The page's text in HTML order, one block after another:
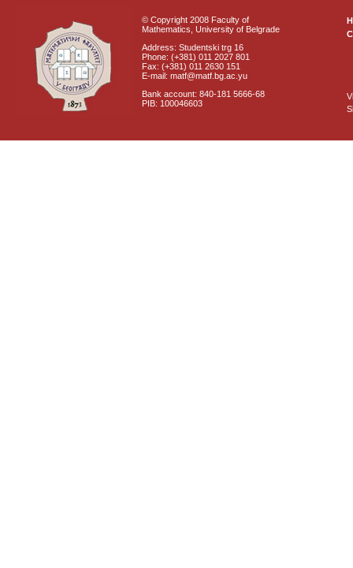
© Copyright 2008 Faculty of
Mathematics, University of Belgrade
Address: Studentski trg 16
Phone: (+381) 011 2027 801
Fax: (+381) 011 2630 151
E-mail: matf@matf.bg.ac.yu
Bank account: 840-181 5666-68
PIB: 100046603